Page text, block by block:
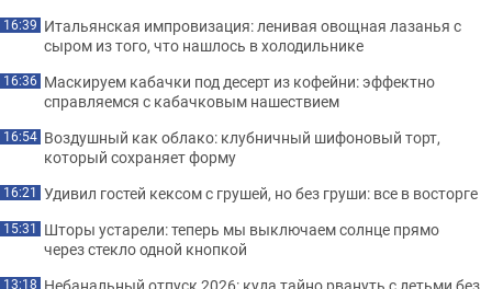
16:39 Итальянская импровизация: ленивая овощная лазанья с
сыром из того, что нашлось в холодильнике
16:36 Маскируем кабачки под десерт из кофейни: эффектно
справляемся с кабачковым нашествием
16:54 Воздушный как облако: клубничный шифоновый торт,
который сохраняет форму
16:21 Удивил гостей кексом с грушей, но без груши: все в восторге
15:31 Шторы устарели: теперь мы выключаем солнце прямо
через стекло одной кнопкой
13:18